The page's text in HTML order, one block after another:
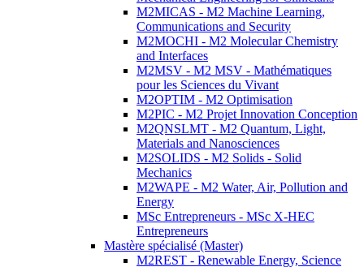
M2MICAS - M2 Machine Learning,
Communications and Security
M2MOCHI - M2 Molecular Chemistry
and Interfaces
M2MSV - M2 MSV - Mathématiques
pour les Sciences du Vivant
M2OPTIM - M2 Optimisation
M2PIC - M2 Projet Innovation Conception
M2QNSLMT - M2 Quantum, Light,
Materials and Nanosciences
M2SOLIDS - M2 Solids - Solid
Mechanics
M2WAPE - M2 Water, Air, Pollution and
Energy
MSc Entrepreneurs - MSc X-HEC
Entrepreneurs
Mastère spécialisé (Master)
M2REST - Renewable Energy, Science